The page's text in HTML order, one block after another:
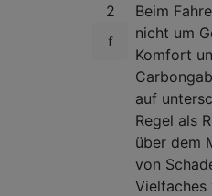
2
Beim
nicht um
Komfort
auf
Regel als
über dem
von
Vielfaches